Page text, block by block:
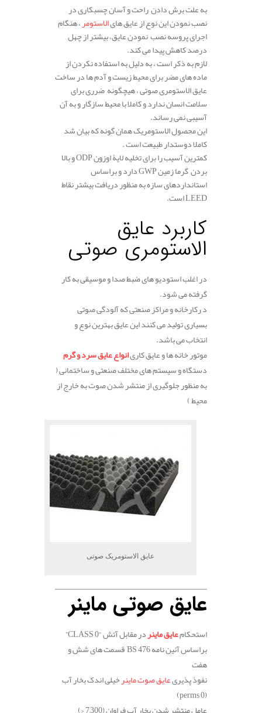
به علت برش دادن راحت و آسان چسبکاری در
نصب نمودن این نوع از عایق هایالاستومر، هنگام
اجرای پروسه نصب نمودن عایق، بیشتر از چهل
درصد کاهش پیدا می کند.
لازم به ذکر است ، به دلیل به استفاده نکردن از
ماده های مضر برای محیط زیست و آدم ها در ساخت
عایق الاستومری صوتی ، هیچگونه ضرری برای
سلامت انسان ندارد و کاملا با محیط سازگار و به آن
آسیبی نمی رساند.
این محصول الاستومریک همان گونه که بیان شد
کاملا دوستدار طبیعت است .
کمترین آسیب را برای تخلیه لایۀ اوزونODPو بالا
بردن گرما زمینGWPدارد و براساس
استانداردهای سازه به منظور دریافت بیشتر نقاط
LEEDاست.
کاربرد عایق
الاستومری صوتی
در اغلب استودیو های ضبط صدا و موسیقی به کار
گرفته می شود.
د رکارخانه و مراکز صنعتی که آلودگی صوتی
بسیاری تولید می کنند این عایق بهترین نوع و
انتخاب می باشد.
موتور خانه ها و عایق کاریانواع عایق سرد و گرم
دستگاه و سیستم های مختلف صنعتی و ساختمانی (
به منظور جلوگیری از منتشر شدن صوت به خارج از
محیط )
عایق الاستومریک صوتی
عایق صوتی ماینر
استحکامعایق ماینردر مقابل آتش“CLASS 0”
براساس آئین نامهBS 476قسمت های شش و
هفت
نفوذ پذیریعایق صوت ماینرخیلی اندک بخار آب
(perms 0)